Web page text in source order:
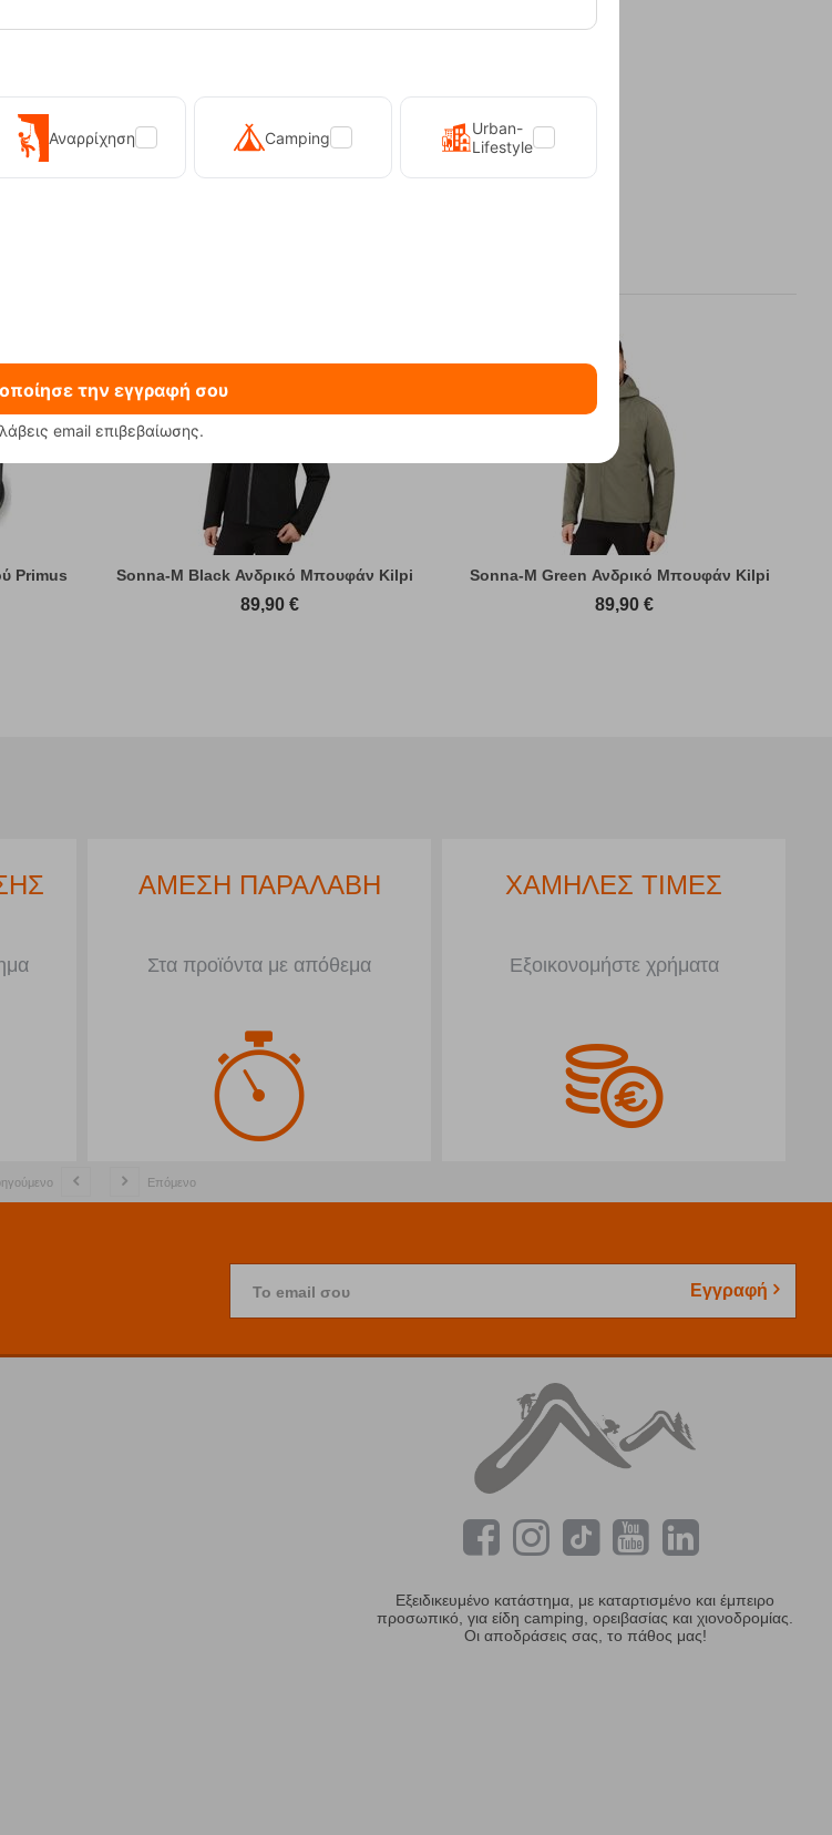
Primus Sonna-M Black Ανδρικό Μπουφάν Kilpi
89,90 €
Sonna-M Green Ανδρικό Μπουφάν Kilpi
89,90 €
ΑΜΕΣΗ ΠΑΡΑΛΑΒΗ
Στα προϊόντα με απόθεμα
ΧΑΜΗΛΕΣ ΤΙΜΕΣ
Εξοικονομήστε χρήματα
Επόμενο
Το email σου Εγγραφή
Αναρρίχηση Camping
Urban-
Lifestyle
την εγγραφή σου
email επιβεβαίωσης.
Εξειδικευμένο κατάστημα, με καταρτισμένο και έμπειρο
προσωπικό, για είδη camping, ορειβασίας και χιονοδρομίας.
Οι αποδράσεις σας, το πάθος μας!